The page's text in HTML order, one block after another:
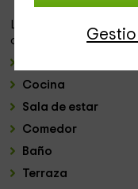
La casa de 100 m² tiene
dividida en:
Cocina
Sala de estar
Comedor
Baño
Terraza